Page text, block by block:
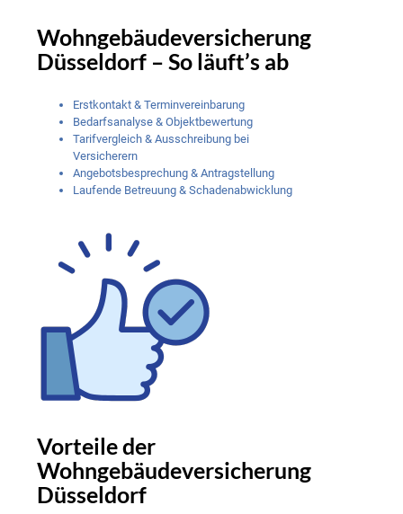
Wohngebäudeversicherung
Düsseldorf – So läuft’s ab
Erstkontakt & Terminvereinbarung
Bedarfsanalyse & Objektbewertung
Tarifvergleich & Ausschreibung bei
Versicherern
Angebotsbesprechung & Antragstellung
Laufende Betreuung & Schadenabwicklung
Vorteile der
Wohngebäudeversicherung
Düsseldorf